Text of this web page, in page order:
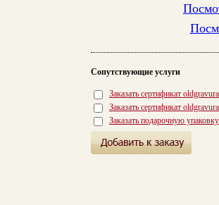
Сопутствующие услуги
Заказать сертификат
Заказать сертификат
Заказать подарочную